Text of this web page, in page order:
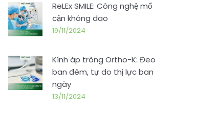
ReLEx SMILE: Công nghệ mổ
cận không dao
19/11/2024
Kính áp tròng Ortho-K: Đeo
ban đêm, tự do thị lực ban
ngày
13/11/2024